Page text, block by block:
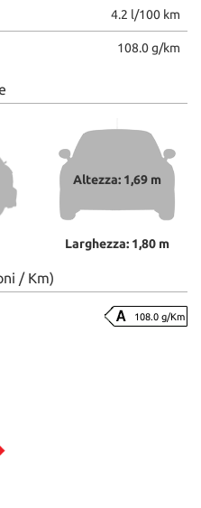
4.2 l/100 km
108.0 g/km
Altezza: 1,69 m
Larghezza: 1,80 m
/ Km)
108.0 g/Km